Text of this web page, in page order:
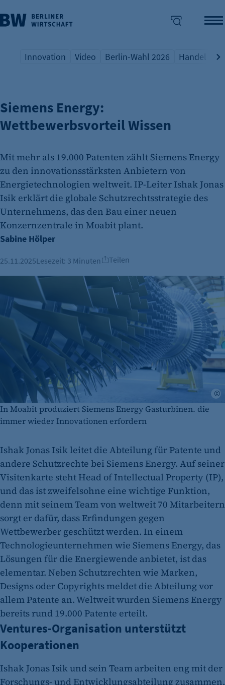
überspringen
Übersicht Schlagwort
Innovation
Übersicht Schlagwort
Video
Übersicht Schlagwort
Berlin-Wahl 2026
Übersicht
Handel
RE-UPLOAD ZUM IHK-FESTIVAL
Siemens Energy:
Wettbewerbsvorteil Wissen
Mit mehr als 19.000 Patenten zählt Siemens Energy
zu den innovationsstärksten Anbietern von
Energietechnologien weltweit. IP-Leiter Ishak Jonas
Isik erklärt die globale Schutzrechtsstrategie des
Unternehmens, das den Bau einer neuen
Konzernzentrale in Moabit plant.
Sabine Hölper
25.11.2025Lesezeit: 3 Minuten Teilen
In Moabit produziert Siemens Energy Gasturbinen. die
immer wieder Innovationen erfordern
Ishak Jonas Isik leitet die Abteilung für Patente und
andere Schutzrechte bei Siemens Energy. Auf seiner
Visitenkarte steht Head of Intellectual Property (IP),
und das ist zweifelsohne eine wichtige Funktion,
denn mit seinem Team von weltweit 70 Mitarbeitern
sorgt er dafür, dass Erfindungen gegen
Wettbewerber geschützt werden. In einem
Technologieunternehmen wie Siemens Energy, das
Lösungen für die Energiewende anbietet, ist das
elementar. Neben Schutzrechten wie Marken,
Designs oder Copyrights meldet die Abteilung vor
allem Patente an. Weltweit wurden Siemens Energy
bereits rund 19.000 Patente erteilt.
Ventures-Organisation unterstützt
Kooperationen
Ishak Jonas Isik und sein Team arbeiten eng mit der
Forschungs- und Entwicklungsabteilung zusammen.